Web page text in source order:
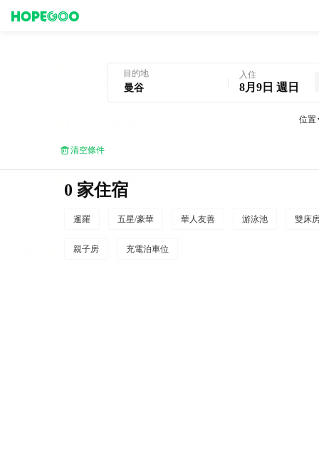
目的地 入住
8月9日 週日
位置
清空條件
0 家住宿
暹羅 五星/豪華 華人友善 游泳池 雙床
親子房 充電泊車位